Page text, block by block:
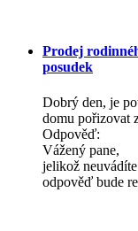
Prodej
posudek
Dobrý den, je
domu pořizovat
Odpověď:
Vážený pane,
jelikož
odpověď bude